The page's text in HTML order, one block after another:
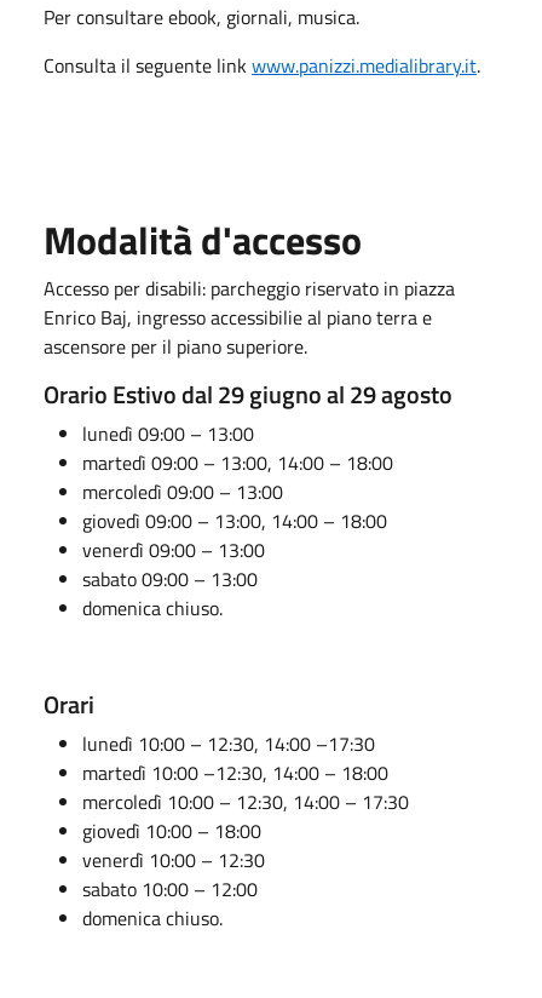
Per consultare ebook, giornali, musica.
Consulta il seguente linkwww.panizzi.medialibrary.it.
Modalità d'accesso
Accesso per disabili: parcheggio riservato in piazza
Enrico Baj, ingresso accessibilie al piano terra e
ascensore per il piano superiore.
Orario Estivo dal 29 giugno al 29 agosto
lunedì 09:00 – 13:00
martedì 09:00 – 13:00, 14:00 – 18:00
mercoledì 09:00 – 13:00
giovedì 09:00 – 13:00, 14:00 – 18:00
venerdì 09:00 – 13:00
sabato 09:00 – 13:00
domenica chiuso.
Orari
lunedì 10:00 – 12:30, 14:00 –17:30
martedì 10:00 –12:30, 14:00 – 18:00
mercoledì 10:00 – 12:30, 14:00 – 17:30
giovedì 10:00 – 18:00
venerdì 10:00 – 12:30
sabato 10:00 – 12:00
domenica chiuso.